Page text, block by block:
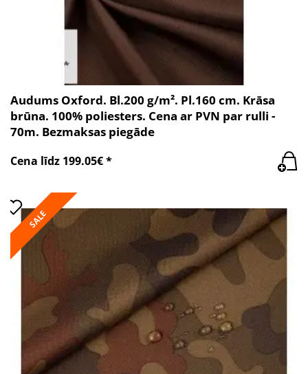
Audums Oxford. Bl.200 g/m². Pl.160 cm. Krāsa
brūna. 100% poliesters. Cena ar PVN par rulli -
70m. Bezmaksas piegāde
Cena līdz 199.05€ *
SALE